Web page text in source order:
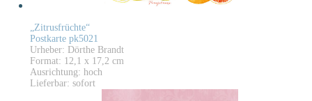
„Zitrusfrüchte“
Postkarte pk5021
Urheber: Dörthe Brandt
Format: 12,1 x 17,2 cm
Ausrichtung: hoch
Lieferbar: sofort